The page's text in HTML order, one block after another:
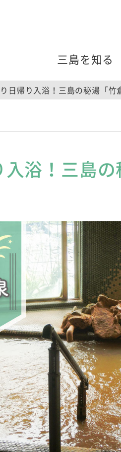
三島を知る
日帰り入浴！三島の秘湯「竹
浴！三島